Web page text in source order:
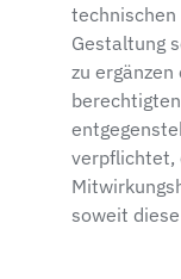
Gestaltung
zu
verpflichtet,
soweit